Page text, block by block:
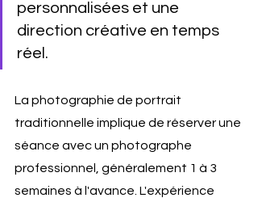
personnalisées et une
direction créative en temps
réel.
La photographie de portrait
traditionnelle implique de réserver une
séance avec un photographe
professionnel, généralement 1 à 3
semaines à l'avance. L'expérience